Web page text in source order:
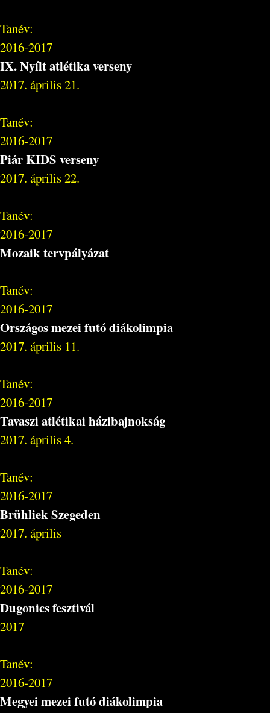
Tanév:
2016-2017
IX. Nyílt atlétika verseny
2017. április 21.
Tanév:
2016-2017
Piár KIDS verseny
2017. április 22.
Tanév:
2016-2017
Mozaik tervpályázat
Tanév:
2016-2017
Országos mezei futó diákolimpia
2017. április 11.
Tanév:
2016-2017
Tavaszi atlétikai házibajnokság
2017. április 4.
Tanév:
2016-2017
Brühliek Szegeden
2017. április
Tanév:
2016-2017
Dugonics fesztivál
2017
Tanév:
2016-2017
Megyei mezei futó diákolimpia